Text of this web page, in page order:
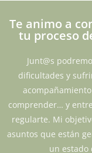
Te animo a
tu proceso
Junt@s
dificultades y
comprender… y
regularte. Mi
asuntos que están
un